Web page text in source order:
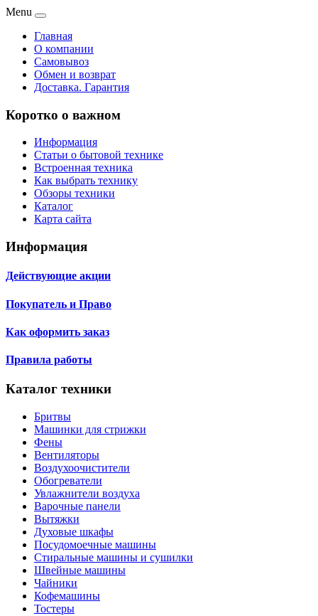
Menu
Главная
О компании
Самовывоз
Обмен и возврат
Доставка. Гарантия
Коротко о важном
Информация
Статьи о бытовой технике
Встроенная техника
Как выбрать технику
Обзоры техники
Каталог
Карта сайта
Информация
Действующие акции
Покупатель и Право
Как оформить заказ
Правила работы
Каталог техники
Бритвы
Машинки для стрижки
Фены
Вентиляторы
Воздухоочистители
Обогреватели
Увлажнители воздуха
Варочные панели
Вытяжки
Духовые шкафы
Посудомоечные машины
Стиральные машины и сушилки
Швейные машины
Чайники
Кофемашины
Тостеры